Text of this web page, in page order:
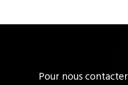
Pour nous